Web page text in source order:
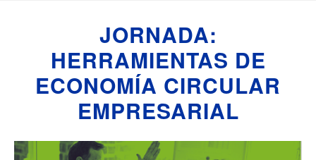
JORNADA:
HERRAMIENTAS DE
ECONOMÍA CIRCULAR
EMPRESARIAL